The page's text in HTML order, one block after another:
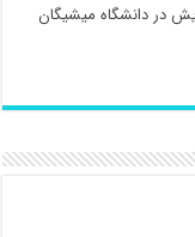
در دانشگاه میشیگان